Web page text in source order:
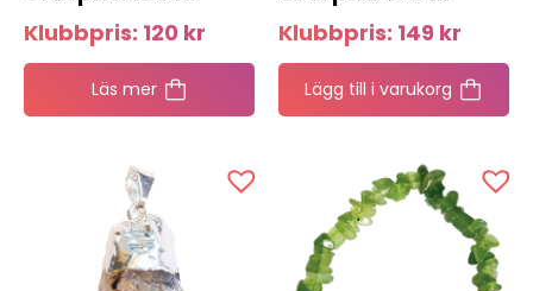
Klubbpris: 120 kr
Läs mer
Klubbpris: 149 kr
Lägg till i varukorg